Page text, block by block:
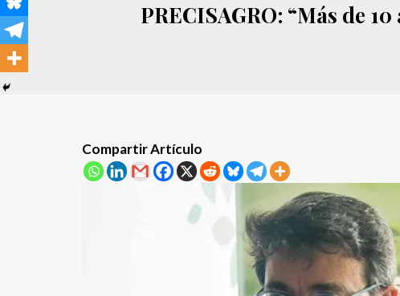
PRECISAGRO: “Más de
Compartir Artículo